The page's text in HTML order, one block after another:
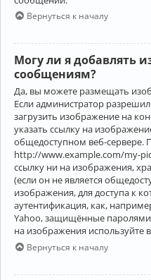
Вернуться к началу
Могу ли я добавлять
сообщениям?
Да, вы можете размещать
Если администратор
загрузить изображение на
указать ссылку на
общедоступном веб-сервере.
http://www.example.com/my-
ссылку ни на изображения,
(если он не является
изображения, для доступа к
аутентификация, как,
Yahoo, защищённые паролями
на изображения используйте
Вернуться к началу